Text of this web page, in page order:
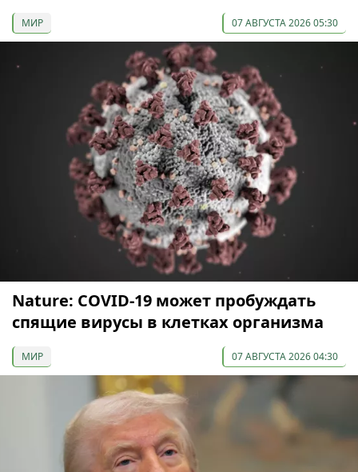
МИР 07 АВГУСТА 2026 05:30
Nature: COVID-19 может пробуждать
спящие вирусы в клетках организма
МИР 07 АВГУСТА 2026 04:30